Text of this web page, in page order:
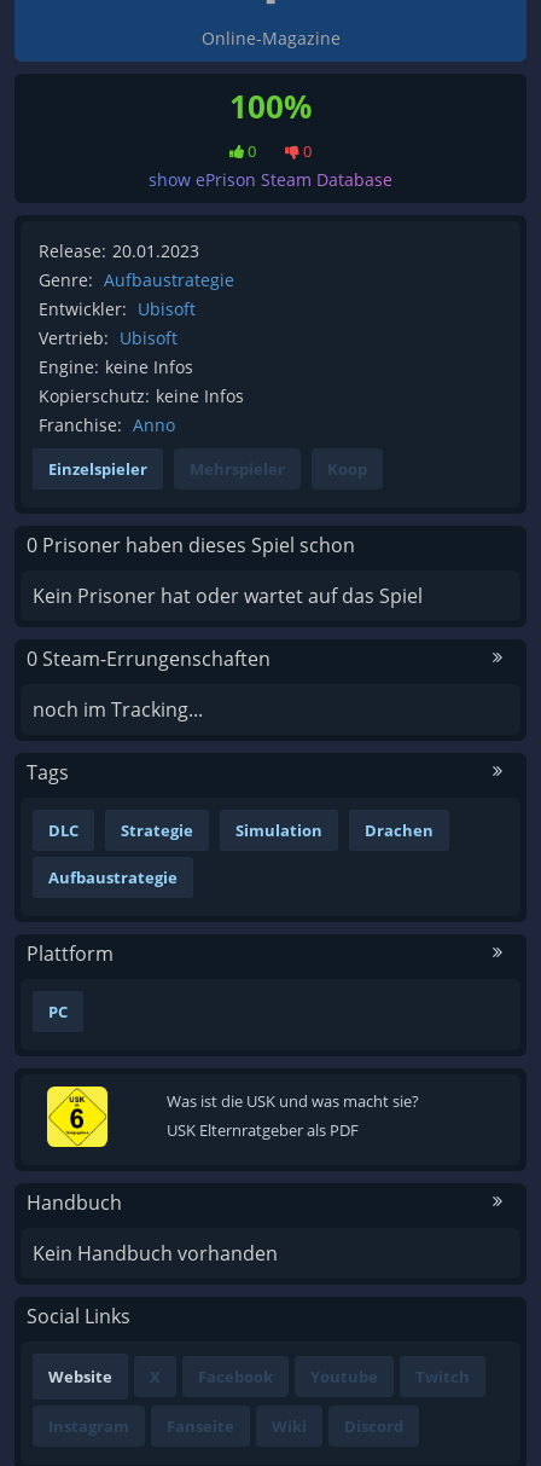
Online-Magazine
100%
0 0
show ePrison Steam Database
Release: 20.01.2023
Genre: Aufbaustrategie
Entwickler: Ubisoft
Vertrieb: Ubisoft
Engine: keine Infos
Kopierschutz: keine Infos
Franchise: Anno
Einzelspieler Mehrspieler Koop
0 Prisoner haben dieses Spiel schon
Kein Prisoner hat oder wartet auf das Spiel
0 Steam-Errungenschaften
noch im Tracking...
Tags
DLC Strategie Simulation Drachen
Aufbaustrategie
Plattform
PC
Was ist die USK und was macht sie?
USK Elternratgeber als PDF
Handbuch
Kein Handbuch vorhanden
Social Links
Website X Facebook Youtube Twitch
Instagram Fanseite Wiki Discord